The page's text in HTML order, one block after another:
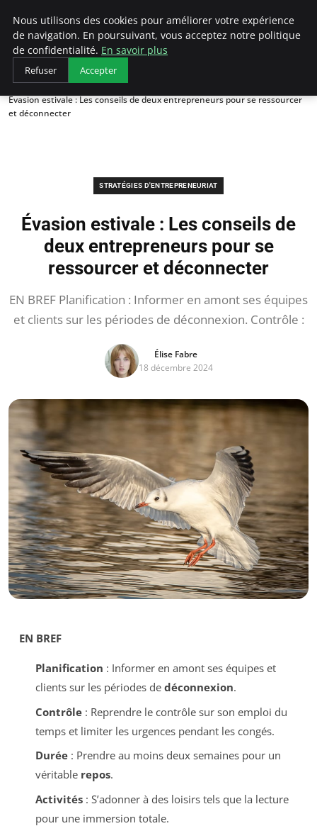
LECFCM
Accueil
Stratégies d'entrepreneuriat
Évasion estivale : Les conseils de deux entrepreneurs pour se ressourcer
et déconnecter
STRATÉGIES D'ENTREPRENEURIAT
Évasion estivale : Les conseils de
deux entrepreneurs pour se
ressourcer et déconnecter
EN BREF Planification : Informer en amont ses équipes
et clients sur les périodes de déconnexion. Contrôle :
Élise Fabre
18 décembre 2024
EN BREF
Planification : Informer en amont ses équipes et
clients sur les périodes de déconnexion.
Contrôle: Reprendre le contrôle sur son emploi du
temps et limiter les urgences pendant les congés.
Durée: Prendre au moins deux semaines pour un
véritable repos.
Activités: S’adonner à des loisirs tels que la lecture
pour une immersion totale.
Nous utilisons des cookies pour améliorer votre expérience
de navigation. En poursuivant, vous acceptez notre politique
de confidentialité. En savoir plus
Refuser Accepter